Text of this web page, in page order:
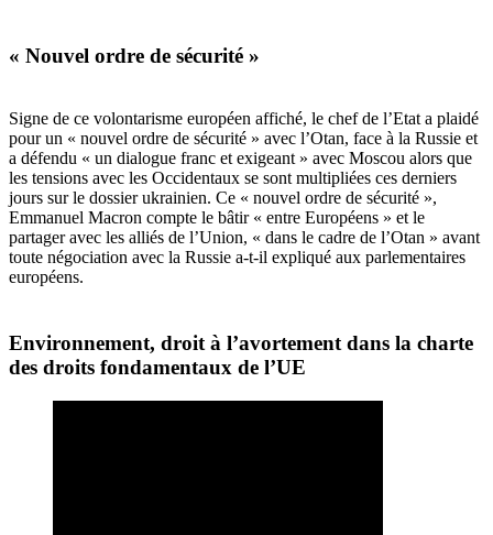
« Nouvel ordre de sécurité »
Signe de ce volontarisme européen affiché, le chef de l’Etat a plaidé
pour un « nouvel ordre de sécurité » avec l’Otan, face à la Russie et
a défendu « un dialogue franc et exigeant » avec Moscou alors que
les tensions avec les Occidentaux se sont multipliées ces derniers
jours sur le dossier ukrainien. Ce « nouvel ordre de sécurité »,
Emmanuel Macron compte le bâtir « entre Européens » et le
partager avec les alliés de l’Union, « dans le cadre de l’Otan » avant
toute négociation avec la Russie a-t-il expliqué aux parlementaires
européens.
Environnement, droit à l’avortement dans la charte
des droits fondamentaux de l’UE